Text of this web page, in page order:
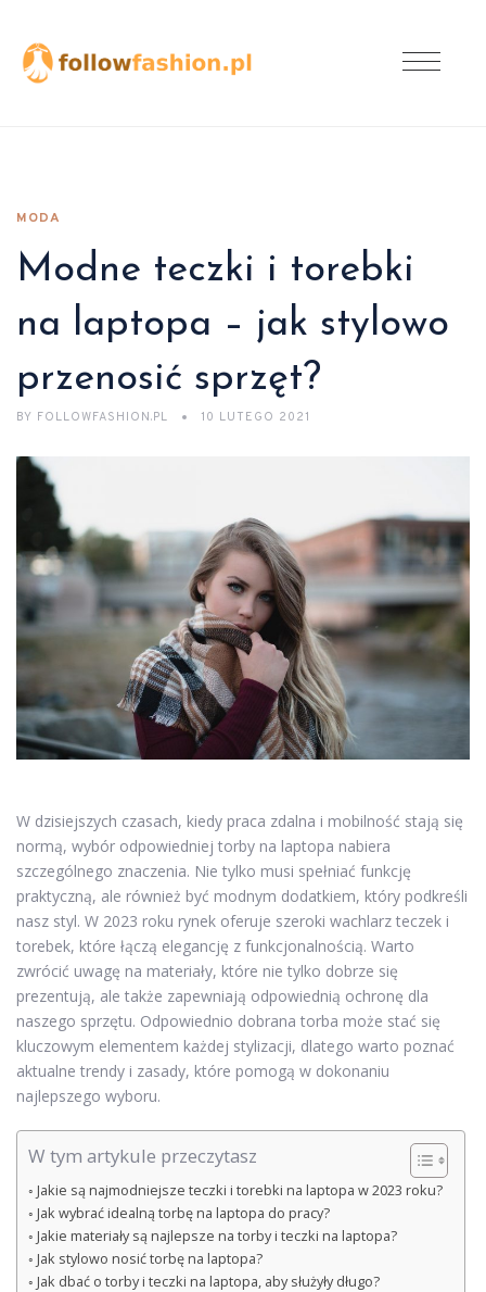
MODA
Modne teczki i torebki
na laptopa – jak stylowo
przenosić sprzęt?
BY FOLLOWFASHION.PL 10 LUTEGO 2021
W dzisiejszych czasach, kiedy praca zdalna i mobilność stają się
normą, wybór odpowiedniej torby na laptopa nabiera
szczególnego znaczenia. Nie tylko musi spełniać funkcję
praktyczną, ale również być modnym dodatkiem, który podkreśli
nasz styl. W 2023 roku rynek oferuje szeroki wachlarz teczek i
torebek, które łączą elegancję z funkcjonalnością. Warto
zwrócić uwagę na materiały, które nie tylko dobrze się
prezentują, ale także zapewniają odpowiednią ochronę dla
naszego sprzętu. Odpowiednio dobrana torba może stać się
kluczowym elementem każdej stylizacji, dlatego warto poznać
aktualne trendy i zasady, które pomogą w dokonaniu
najlepszego wyboru.
W tym artykule przeczytasz
Jakie są najmodniejsze teczki i torebki na laptopa w 2023 roku?
Jak wybrać idealną torbę na laptopa do pracy?
Jakie materiały są najlepsze na torby i teczki na laptopa?
Jak stylowo nosić torbę na laptopa?
Jak dbać o torby i teczki na laptopa, aby służyły długo?